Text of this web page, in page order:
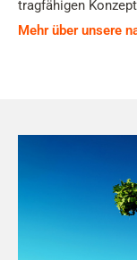
tragfähigen
Mehr über unsere